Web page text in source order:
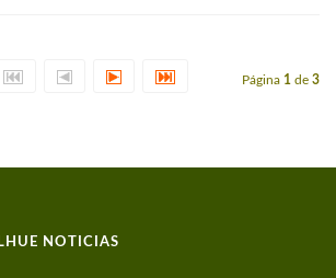
Página 1 de 3
NOTICIAS